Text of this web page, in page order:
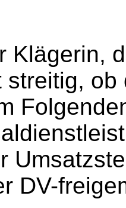
Klägerin,
streitig,
DV-